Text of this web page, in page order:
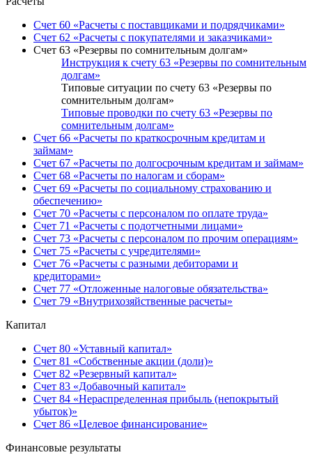
Счет 60 «Расчеты с поставщиками и подрядчиками»
Счет 62 «Расчеты с покупателями и заказчиками»
Счет 63 «Резервы по сомнительным долгам»
Инструкция к счету 63 «Резервы по сомнительным
долгам»
Типовые ситуации по счету 63 «Резервы по
сомнительным долгам»
Типовые проводки по счету 63 «Резервы по
сомнительным долгам»
Счет 66 «Расчеты по краткосрочным кредитам и
займам»
Счет 67 «Расчеты по долгосрочным кредитам и займам»
Счет 68 «Расчеты по налогам и сборам»
Счет 69 «Расчеты по социальному страхованию и
обеспечению»
Счет 70 «Расчеты с персоналом по оплате труда»
Счет 71 «Расчеты с подотчетными лицами»
Счет 73 «Расчеты с персоналом по прочим операциям»
Счет 75 «Расчеты с учредителями»
Счет 76 «Расчеты с разными дебиторами и
кредиторами»
Счет 77 «Отложенные налоговые обязательства»
Счет 79 «Внутрихозяйственные расчеты»
Капитал
Счет 80 «Уставный капитал»
Счет 81 «Собственные акции (доли)»
Счет 82 «Резервный капитал»
Счет 83 «Добавочный капитал»
Счет 84 «Нераспределенная прибыль (непокрытый
убыток)»
Счет 86 «Целевое финансирование»
Финансовые результаты